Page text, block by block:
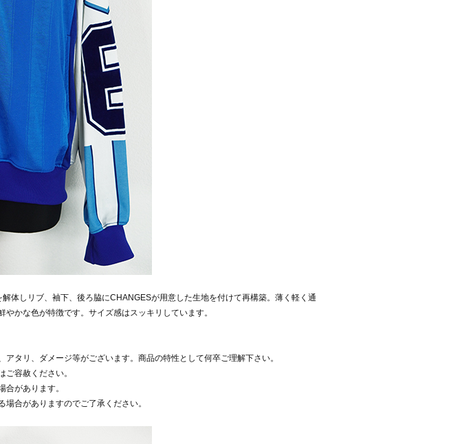
体しリブ、袖下、後ろ脇にCHANGESが用意した生地を付けて再構築。薄く軽く通
かな色が特徴です。サイズ感はスッキリしています。
タリ、ダメージ等がございます。商品の特性として何卒ご理解下さい。
容赦ください。
があります。
合がありますのでご了承ください。